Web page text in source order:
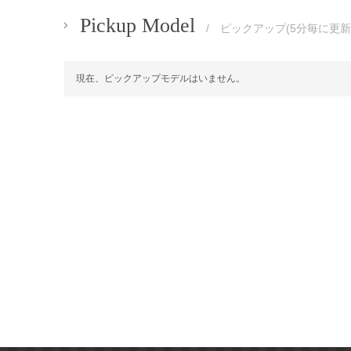
Pickup Model / ピックアップ(5分毎に更
現在、ピックアップモデルはいません。